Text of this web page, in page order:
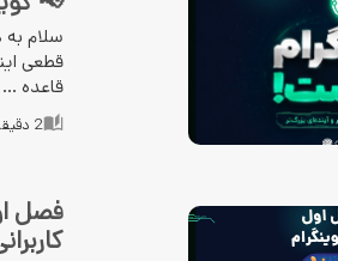
سلام به
قطعی
قاعده ...
2
فصل